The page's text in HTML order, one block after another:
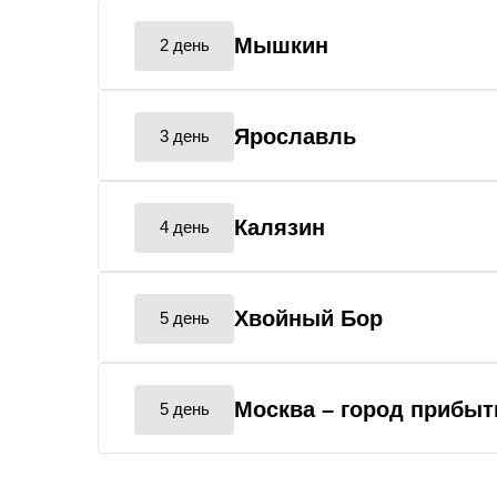
2 день Мышкин
3 день Ярославль
4 день Калязин
5 день Хвойный Бор
5 день Москва – город